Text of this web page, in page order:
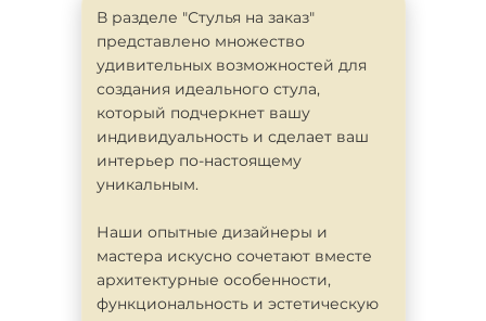
В разделе "Стулья на заказ"
представлено множество
удивительных возможностей для
создания идеального стула,
который подчеркнет вашу
индивидуальность и сделает ваш
интерьер по-настоящему
уникальным.
Наши опытные дизайнеры и
мастера искусно сочетают вместе
архитектурные особенности,
функциональность и эстетическую